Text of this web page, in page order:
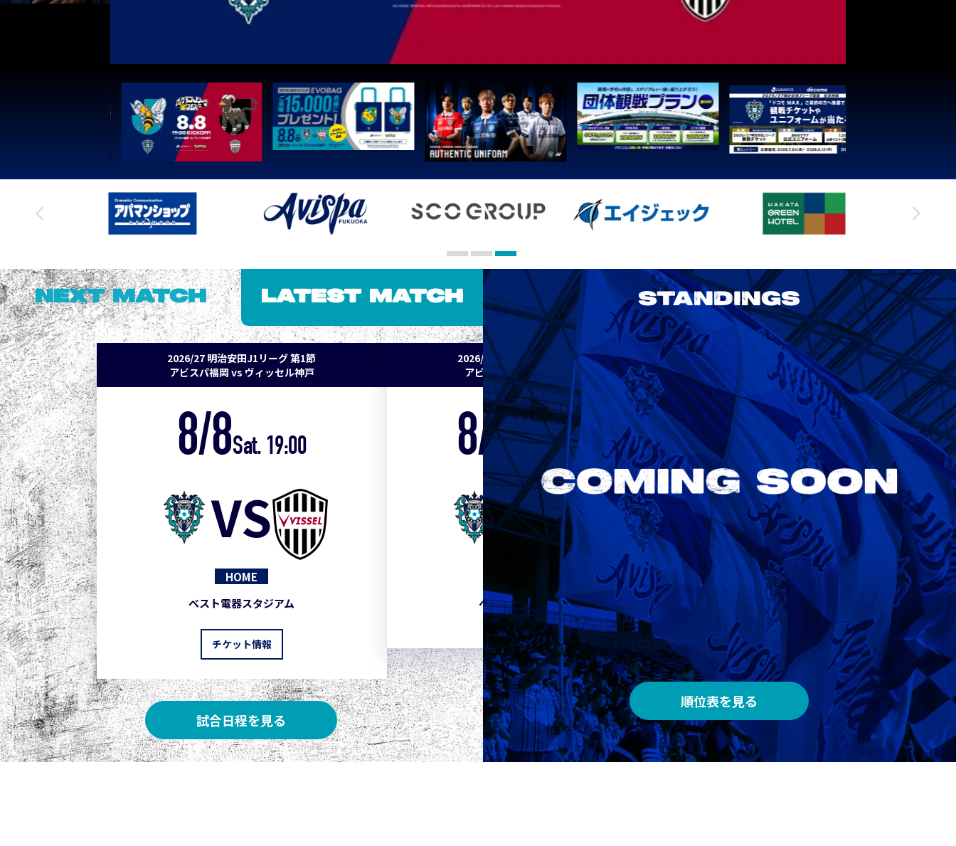
NEXT MATCH LATEST MATCH
2026/27 明治安田J1リーグ 第1節
アビスパ福岡 vs ヴィッセル神戸
8/8Sat. 19:00
VS
HOME
ベスト電器スタジアム
チケット情報
2026/27 明治安田J1リーグ 第2節
アビスパ福岡 vs セレッソ大阪
8/15Sat. 19:00
VS
ベスト電器スタジアム
2026/27 明治安田J1リーグ 第3節
アビスパ福岡 vs 鹿島アントラーズ
8/22Sat. 18:00
VS
AWAY
メルカリスタジアム
試合日程を見る
STANDINGS
順位表を見る